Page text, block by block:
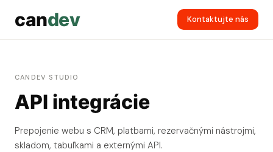
candev Kontaktujte nás
CANDEV STUDIO
API integrácie
Prepojenie webu s CRM, platbami, rezervačnými nástrojmi,
skladom, tabuľkami a externými API.